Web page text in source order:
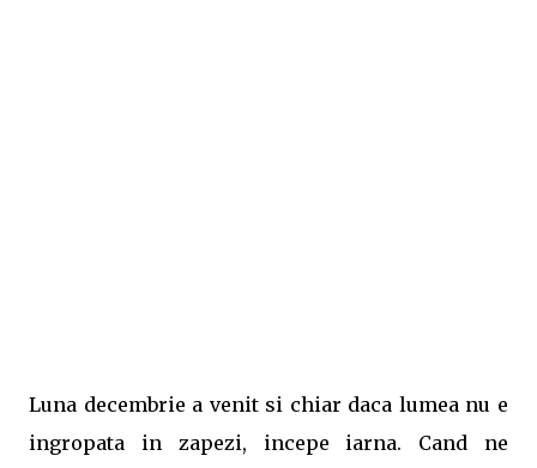
Luna decembrie a venit si chiar daca lumea nu e
ingropata in zapezi, incepe iarna. Cand ne